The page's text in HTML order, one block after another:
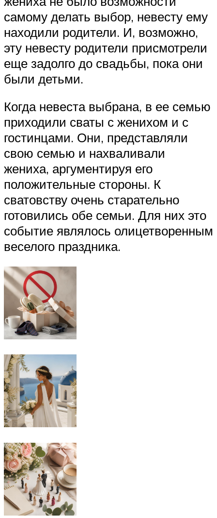
самому делать выбор, невесту ему
находили родители. И, возможно,
эту невесту родители присмотрели
еще задолго до свадьбы, пока они
были детьми.
Когда невеста выбрана, в ее семью
приходили сваты с женихом и с
гостинцами. Они, представляли
свою семью и нахваливали
жениха, аргументируя его
положительные стороны. К
сватовству очень старательно
готовились обе семьи. Для них это
событие являлось олицетворенным
веселого праздника.